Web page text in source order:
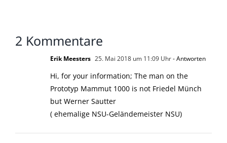
2 Kommentare
Erik Meesters 25. Mai 2018 um 11:09 Uhr- Antworten
Hi, for your information; The man on the
Prototyp Mammut 1000 is not Friedel Münch
but Werner Sautter
( ehemalige NSU-Geländemeister NSU)